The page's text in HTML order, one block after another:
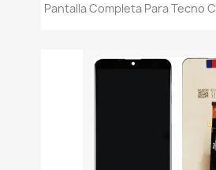
Pantalla Completa Para Tecno